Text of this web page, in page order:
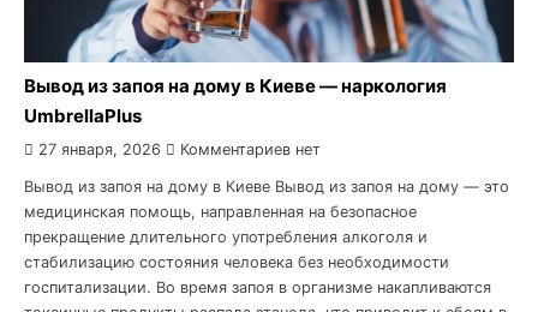
Вывод из запоя на дому в Киеве — наркология
UmbrellaPlus
27 января, 2026 Комментариев нет
Вывод из запоя на дому в Киеве Вывод из запоя на дому — это
медицинская помощь, направленная на безопасное
прекращение длительного употребления алкоголя и
стабилизацию состояния человека без необходимости
госпитализации. Во время запоя в организме накапливаются